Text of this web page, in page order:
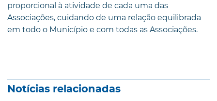
proporcional à atividade de cada uma das
Associações, cuidando de uma relação equilibrada
em todo o Município e com todas as Associações.
Notícias relacionadas